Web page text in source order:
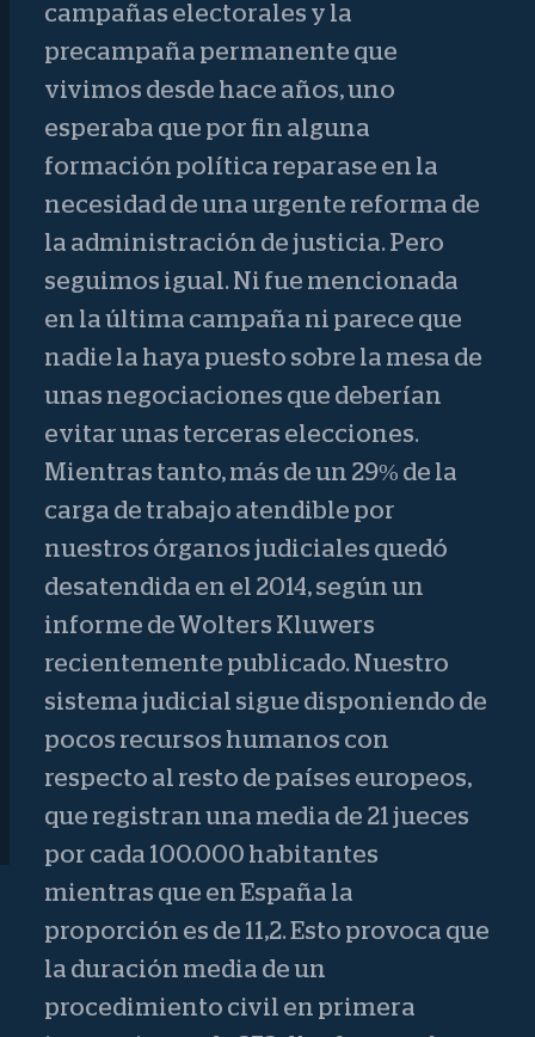
campañas electorales y la
precampaña permanente que
vivimos desde hace años, uno
esperaba que por fin alguna
formación política reparase en la
necesidad de una urgente reforma de
la administración de justicia. Pero
seguimos igual. Ni fue mencionada
en la última campaña ni parece que
nadie la haya puesto sobre la mesa de
unas negociaciones que deberían
evitar unas terceras elecciones.
Mientras tanto, más de un 29% de la
carga de trabajo atendible por
nuestros órganos judiciales quedó
desatendida en el 2014, según un
informe de Wolters Kluwers
recientemente publicado. Nuestro
sistema judicial sigue disponiendo de
pocos recursos humanos con
respecto al resto de países europeos,
que registran una media de 21 jueces
por cada 100.000 habitantes
mientras que en España la
proporción es de 11,2. Esto provoca que
la duración media de un
procedimiento civil en primera